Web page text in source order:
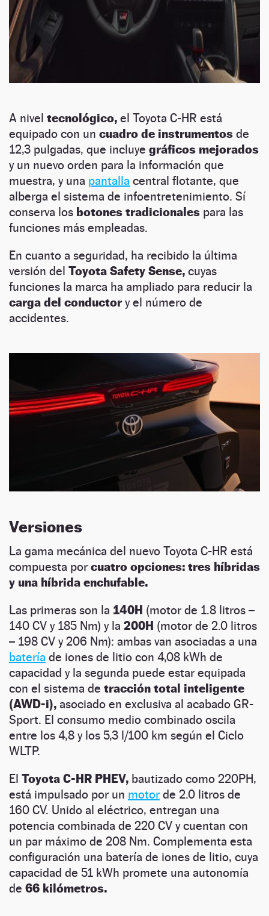
A nivel tecnológico, el Toyota C-HR está
equipado con un cuadro de instrumentos de
12,3 pulgadas, que incluye gráficos mejorados
y un nuevo orden para la información que
muestra, y una pantalla central flotante, que
alberga el sistema de infoentretenimiento. Sí
conserva los botones tradicionales para las
funciones más empleadas.
En cuanto a seguridad, ha recibido la última
versión del Toyota Safety Sense, cuyas
funciones la marca ha ampliado para reducir la
carga del conductory el número de
accidentes.
Versiones
La gama mecánica del nuevo Toyota C-HR está
compuesta por cuatro opciones: tres híbridas
y una híbrida enchufable.
Las primeras son la 140H (motor de 1.8 litros –
140 CV y 185 Nm) y la 200H (motor de 2.0 litros
– 198 CV y 206 Nm): ambas van asociadas a una
batería de iones de litio con 4,08 kWh de
capacidad y la segunda puede estar equipada
con el sistema de tracción total inteligente
(AWD-i), asociado en exclusiva al acabado GR-
Sport. El consumo medio combinado oscila
entre los 4,8 y los 5,3 l/100 km según el Ciclo
WLTP.
El Toyota C-HR PHEV, bautizado como 220PH,
está impulsado por un motor de 2.0 litros de
160 CV. Unido al eléctrico, entregan una
potencia combinada de 220 CV y cuentan con
un par máximo de 208 Nm. Complementa esta
configuración una batería de iones de litio, cuya
capacidad de 51 kWh promete una autonomía
de 66 kilómetros.